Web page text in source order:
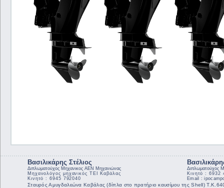
Βασιλικάρης Στέλιος
Διπλωματούχος Μηχανικος ΑΕΝ Μηχανιώνας
Μηχανολόγος μηχανικός ΤΕΙ Καβάλας
Κινητό : 6945 792040
Διπλωματούχος
Κινητό : 6932
Email :
Σταυρός Αμυγδαλεώνα Καβάλας (δίπλα στο πρατήριο καυσίμου της Shell)